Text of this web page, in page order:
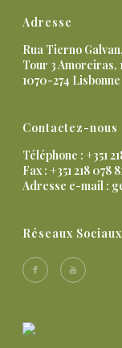
Adresse
Rua Tierno
Tour 3 Amoreiras,
1070-274 Lisbonne
Contactez-nous
Téléphone : +351
Fax : +351 218 078
Adresse e-mail :
Réseaux Sociaux